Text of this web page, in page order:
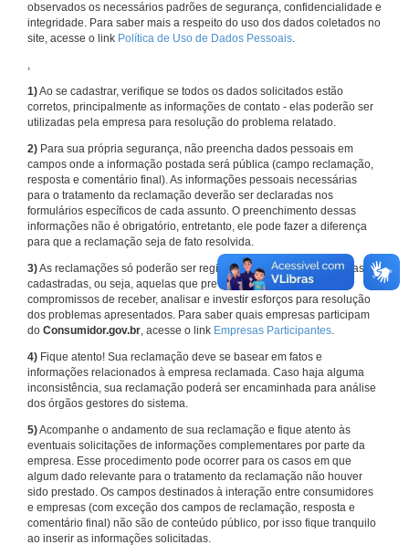
observados os necessários padrões de segurança, confidencialidade e
integridade. Para saber mais a respeito do uso dos dados coletados no
site, acesse o link Política de Uso de Dados Pessoais.
,
1)Ao se cadastrar, verifique se todos os dados solicitados estão
corretos, principalmente as informações de contato - elas poderão ser
utilizadas pela empresa para resolução do problema relatado.
2) Para sua própria segurança, não preencha dados pessoais em
campos onde a informação postada será pública (campo reclamação,
resposta e comentário final). As informações pessoais necessárias
para o tratamento da reclamação deverão ser declaradas nos
formulários específicos de cada assunto. O preenchimento dessas
informações não é obrigatório, entretanto, ele pode fazer a diferença
para que a reclamação seja de fato resolvida.
3)As reclamações só poderão ser registradas em face de empresas
cadastradas, ou seja, aquelas que previamente assumiram
compromissos de receber, analisar e investir esforços para resolução
dos problemas apresentados. Para saber quais empresas participam
do Consumidor.gov.br, acesse o link Empresas Participantes.
4) Fique atento! Sua reclamação deve se basear em fatos e
informações relacionados à empresa reclamada. Caso haja alguma
inconsistência, sua reclamação poderá ser encaminhada para análise
dos órgãos gestores do sistema.
5)Acompanhe o andamento de sua reclamação e fique atento às
eventuais solicitações de informações complementares por parte da
empresa. Esse procedimento pode ocorrer para os casos em que
algum dado relevante para o tratamento da reclamação não houver
sido prestado. Os campos destinados à interação entre consumidores
e empresas (com exceção dos campos de reclamação, resposta e
comentário final) não são de conteúdo público, por isso fique tranquilo
ao inserir as informações solicitadas.